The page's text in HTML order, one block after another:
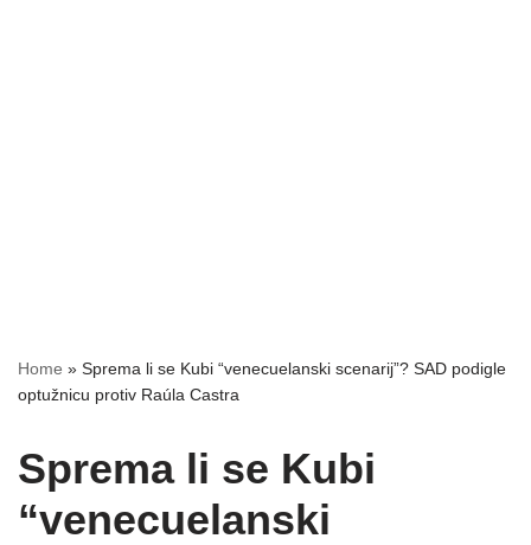
Home » Sprema li se Kubi “venecuelanski scenarij”? SAD podigle
optužnicu protiv Raúla Castra
Sprema li se Kubi
“venecuelanski